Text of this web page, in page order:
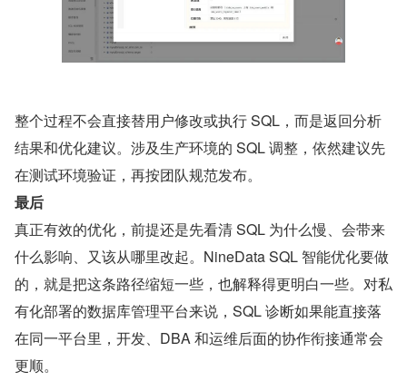
整个过程不会直接替用户修改或执行 SQL，而是返回分析
结果和优化建议。涉及生产环境的 SQL 调整，依然建议先
在测试环境验证，再按团队规范发布。
最后
真正有效的优化，前提还是先看清 SQL 为什么慢、会带来
什么影响、又该从哪里改起。NineData SQL 智能优化要做
的，就是把这条路径缩短一些，也解释得更明白一些。对私
有化部署的数据库管理平台来说，SQL 诊断如果能直接落
在同一平台里，开发、DBA 和运维后面的协作衔接通常会
更顺。